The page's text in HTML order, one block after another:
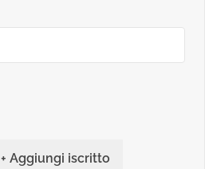
+ Aggiungi iscritto